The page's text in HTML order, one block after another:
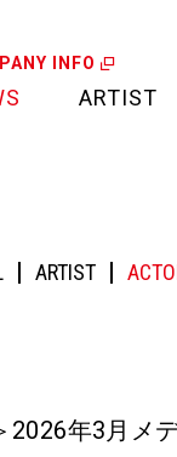
INFO
ARTIST
ARTIST
2026年3月メ